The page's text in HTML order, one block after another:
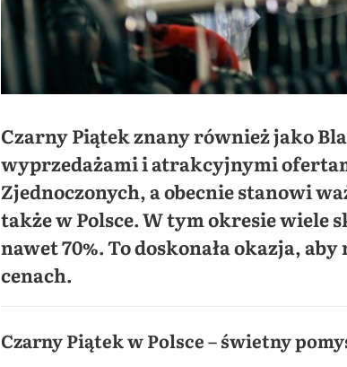
Czarny Piątek znany również jako
wyprzedażami i atrakcyjnymi
Zjednoczonych, a obecnie stanowi
także w Polsce. W tym okresie wiele
nawet 70%. To doskonała okazja,
cenach.
Czarny Piątek w Polsce – świetny